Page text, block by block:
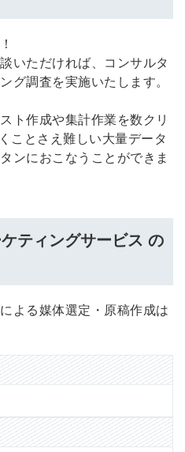
いただければ、コンサルタ
グ調査を実施いたします。
ト作成や集計作業を数クリ
ことさえ難しい大量データ
ンにおこなうことができま
ティングサービス の
よる媒体選定・原稿作成は
ビュー記事が読める
採用にまつわる独自の調査レポ
ートが届く
採用に役立つ記事・資料が届く
ールアドレス
同意のうえ
なの採用部があなたの許可なく投稿すること
はありません